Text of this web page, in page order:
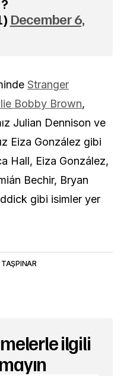
December 6,
Stranger
Bobby Brown,
Julian Dennison ve
Eiza González gibi
Hall, Eiza González,
Bechir, Bryan
gibi isimler yer
ilgili